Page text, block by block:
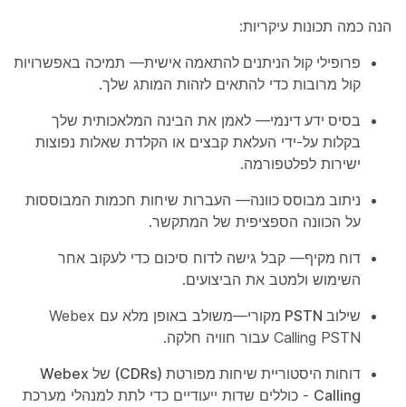
הנה כמה תכונות עיקריות:
פרופילי קול הניתנים להתאמה אישית— תמיכה באפשרויות
קול מרובות כדי להתאים לזהות המותג שלך.
בסיס ידע דינמי— לאמן את הבינה המלאכותית שלך
בקלות על-ידי העלאת קבצים או הקלדת שאלות נפוצות
ישירות לפלטפורמה.
ניתוב מבוסס כוונה— העברות שיחות חכמות המבוססות
על הכוונה הספציפית של המתקשר.
דוח מקיף— קבל גישה לדוח סיכום כדי לעקוב אחר
השימוש ולמטב את הביצועים.
שילוב PSTN מקורי
—משולב באופן מלא עם Webex
Calling PSTN עבור חוויה חלקה.
דוחות היסטוריית שיחות מפורטת (CDRs) של Webex
Calling - כוללים שדות ייעודיים כדי לתת למנהלי מערכת